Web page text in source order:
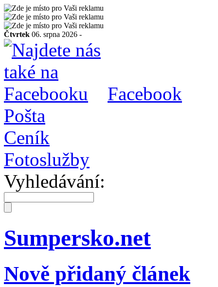
Čtvrtek 06. srpna 2026 -
Facebook
Pošta
Ceník
Fotoslužby
Vyhledávání:
Sumpersko.net
Nově přidaný článek